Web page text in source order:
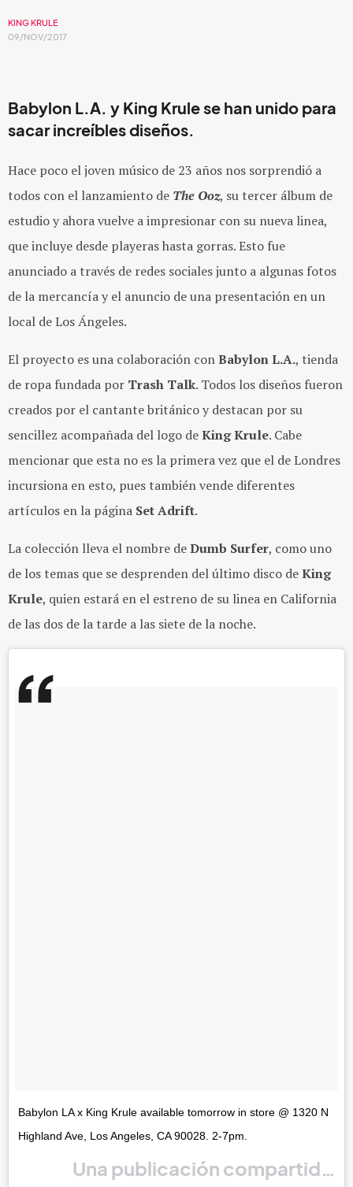
KING KRULE
09/NOV/2017
Babylon L.A. y King Krule se han unido para
sacar increíbles diseños.
Hace poco el joven músico de 23 años nos sorprendió a
todos con el lanzamiento de The Ooz, su tercer álbum de
estudio y ahora vuelve a impresionar con su nueva linea,
que incluye desde playeras hasta gorras. Esto fue
anunciado a través de redes sociales junto a algunas fotos
de la mercancía y el anuncio de una presentación en un
local de Los Ángeles.
El proyecto es una colaboración conBabylon L.A., tienda
de ropa fundada por Trash Talk. Todos los diseños fueron
creados por el cantante británico y destacan por su
sencillez acompañada del logo deKing Krule. Cabe
mencionar que esta no es la primera vez que el de Londres
incursiona en esto, pues también vende diferentes
artículos en la página Set Adrift.
La colección lleva el nombre deDumb Surfer, como uno
de los temas que se desprenden del último disco deKing
Krule, quien estará en el estreno de su linea en California
de las dos de la tarde a las siete de la noche.
Babylon LA x King Krule available tomorrow in store @ 1320 N
Highland Ave, Los Angeles, CA 90028. 2-7pm.
Una publicación compartida